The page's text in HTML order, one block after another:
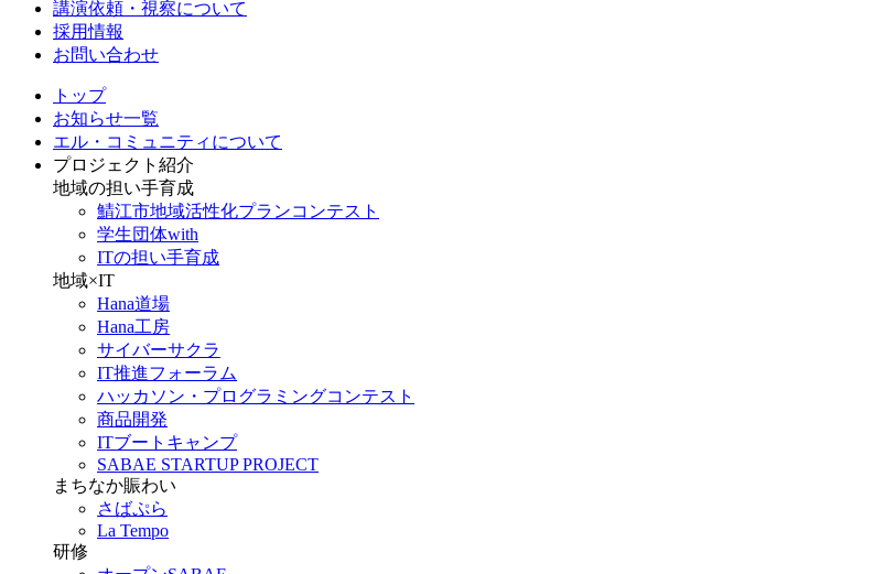
講演依頼・視察について
採用情報
お問い合わせ
トップ
お知らせ一覧
エル・コミュニティについて
プロジェクト紹介
地域の担い手育成
鯖江市地域活性化プランコンテスト
学生団体with
ITの担い手育成
地域×IT
Hana道場
Hana工房
サイバーサクラ
IT推進フォーラム
ハッカソン・プログラミングコンテスト
商品開発
ITブートキャンプ
SABAE STARTUP PROJECT
まちなか賑わい
さばぷら
La Tempo
研修